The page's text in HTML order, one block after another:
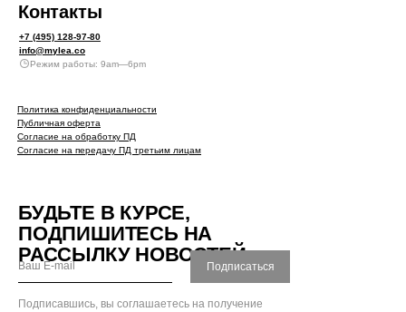
+7 (495) 128-97-80
info@mylea.co
Режим работы: 9am—6pm
Политика конфиденциальности
Публичная оферта
Согласие на обработку ПД
Согласие на передачу ПД третьим лицам
Контакты
БУДЬТЕ В КУРСЕ,
ПОДПИШИТЕСЬ НА
РАССЫЛКУ НОВОСТЕЙ
Подписаться
Подписавшись, вы соглашаетесь на получение